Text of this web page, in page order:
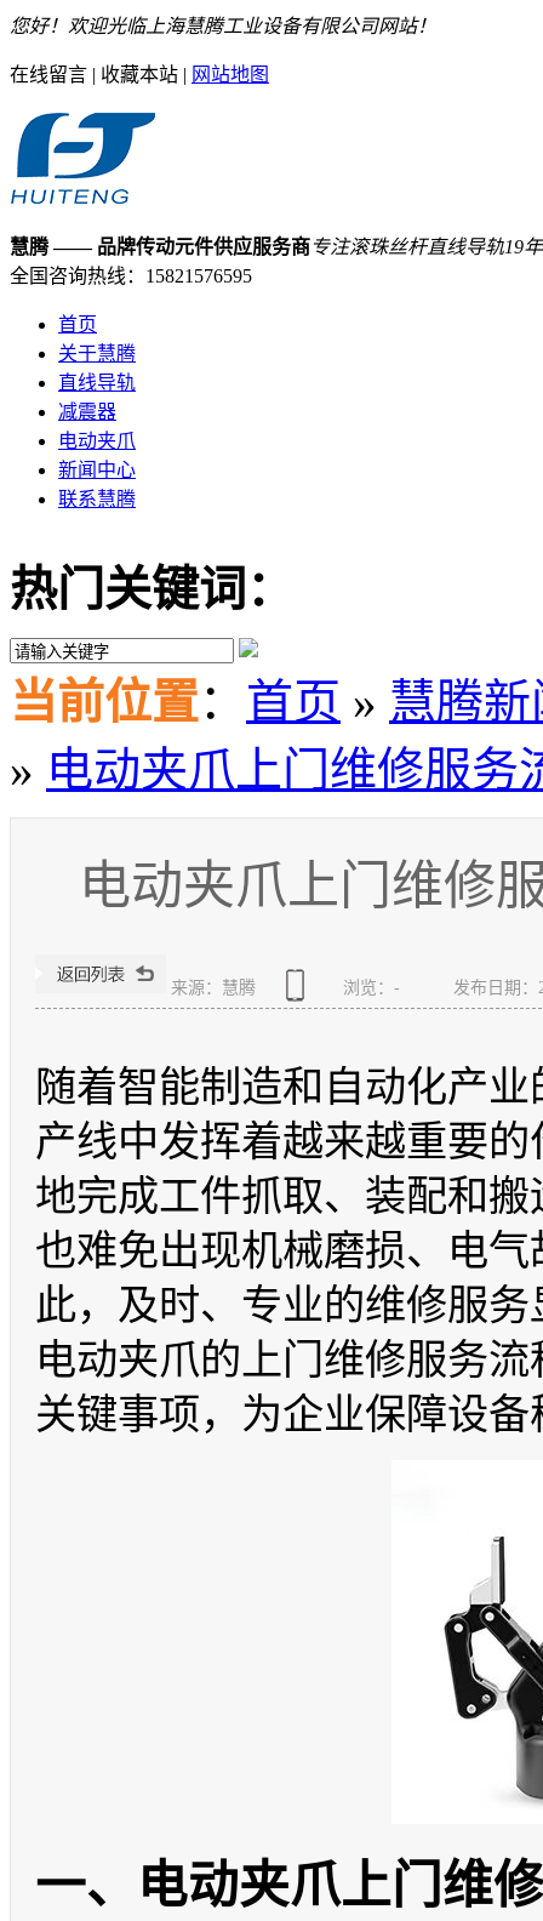
您好！欢迎光临上海慧腾工业设备有限公司网站！
在线留言 | 收藏本站 | 网站地图
慧腾—— 品牌传动元件供应服务商专注滚珠丝杆直线导轨19年
全国咨询热线： 15821576595
首页
关于慧腾
直线导轨
减震器
电动夹爪
新闻中心
联系慧腾
热门关键词：
当前位置： 首页 » 慧腾
» 电动夹爪上门维修服务
电动夹爪上门维修
来源：慧腾 浏览： - 发布日期：
随着智能制造和自动化产
产线中发挥着越来越重要
地完成工件抓取、装配和
也难免出现机械磨损、电
此，及时、专业的维修服
电动夹爪的上门维修服务
关键事项，为企业保障设
一、电动夹爪上门维